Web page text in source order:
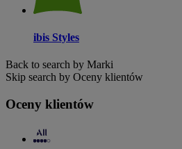
ibis Styles
Back to search by Marki
Skip search by Oceny klientów
Oceny klientów